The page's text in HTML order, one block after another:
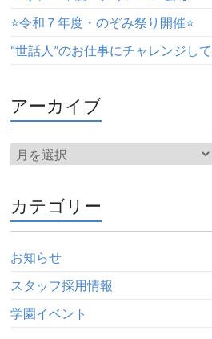
⭐️令和７年度・のぞみ祭り開催⭐️
“世話人”のお仕事にチャレンジし
アーカイブ
カテゴリー
お知らせ
スタッフ採用情報
学園イベント